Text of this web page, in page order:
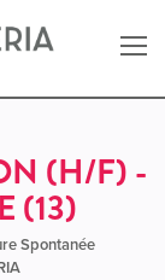
(H/F) -
(13)
Spontanée